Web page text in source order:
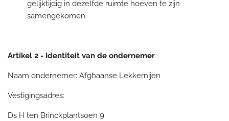
gelijktijdig in dezelfde ruimte hoeven te zijn
samengekomen.
Artikel 2 - Identiteit van de ondernemer
Naam ondernemer: Afghaanse Lekkernijen
Vestigingsadres:
Ds H ten Brinckplantsoen 9